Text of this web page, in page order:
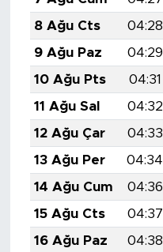
8 Ağu Cts
04:28
9 Ağu Paz
04:29
10 Ağu Pts
04:31
11 Ağu Sal
04:32
12 Ağu Çar
04:33
13 Ağu Per
04:34
14 Ağu Cum
04:36
15 Ağu Cts
04:37
16 Ağu Paz
04:38